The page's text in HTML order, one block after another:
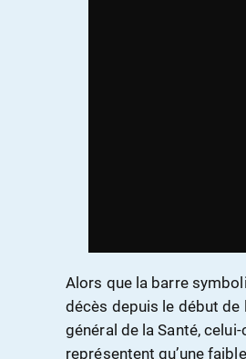
Alors que la barre
décès depuis le début de
général de la Santé,
représentent qu’une